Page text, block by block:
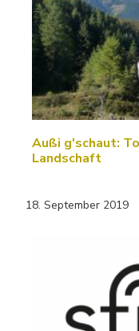
Außi g'schaut:
Landschaft
18. September 2019